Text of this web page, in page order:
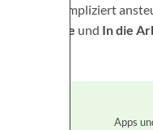
unkompliziert
Hause und In die
Apps